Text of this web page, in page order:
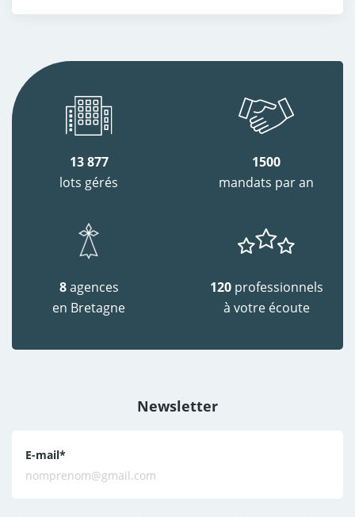
13 877
lots gérés
1500
mandats par an
8agences
en Bretagne
120 professionnels
à votre écoute
Newsletter
E-mail*